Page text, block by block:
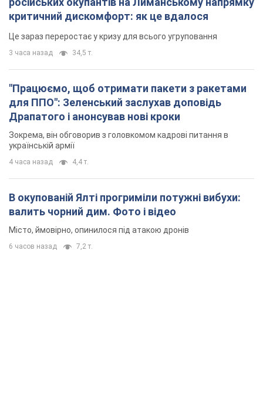
критичний дискомфорт: як це вдалося
Це зараз переростає у кризу для всього угруповання
3 часа назад 34,5 т.
"Працюємо, щоб отримати пакети з ракетами
для ППО": Зеленський заслухав доповідь
Драпатого і анонсував нові кроки
Зокрема, він обговорив з головкомом кадрові питання в
українській армії
4 часа назад 4,4 т.
В окупованій Ялті прогриміли потужні вибухи:
валить чорний дим. Фото і відео
Місто, ймовірно, опинилося під атакою дронів
6 часов назад 7,2 т.